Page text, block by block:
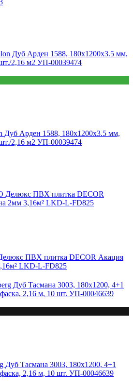
Дуб Арден 1588, 180x1200х3.5 мм,
2,16 м2 УП-00039474
ПВХ плитка DECOR Акация
LKD-L-FD825
Дуб Тасмана 3003, 180x1200, 4+1
2,16 м, 10 шт. УП-00046639